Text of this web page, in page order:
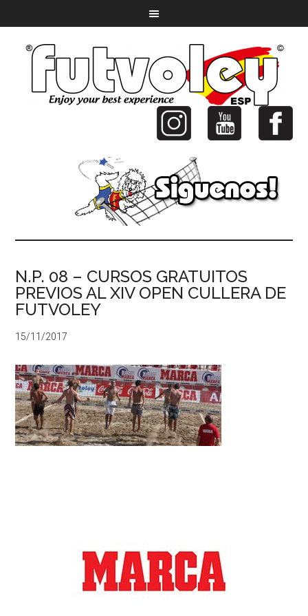
N.P. 08 – CURSOS GRATUITOS
PREVIOS AL XIV OPEN CULLERA DE
FUTVOLEY
15/11/2017